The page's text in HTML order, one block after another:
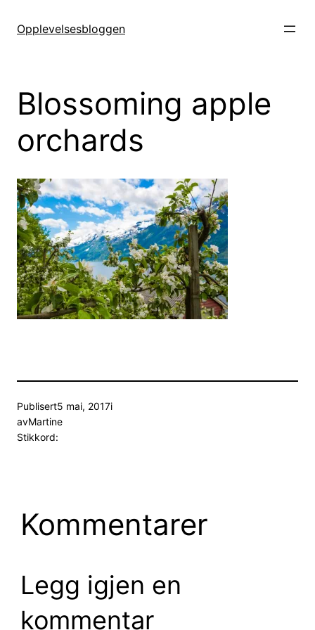
Opplevelsesbloggen
Blossoming apple
orchards
Publisert5 mai, 2017i
avMartine
Stikkord:
Kommentarer
Legg igjen en
kommentar